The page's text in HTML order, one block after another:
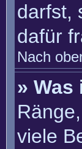
darfst,
dafür
Nach
»
viele